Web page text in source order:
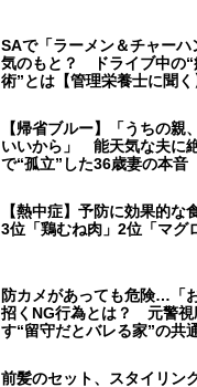
SAで「ラーメン＆チャーハ
気のもと？ ドライブ中の“
術”とは【管理栄養士に聞く
【帰省ブルー】「うちの親
いいから」 能天気な夫に
で“孤立”した36歳妻の本音
【熱中症】予防に効果的
3位「鶏むね肉」2位「マグ
防カメがあっても危険…「
招くNG行為とは？ 元警視
す“留守だとバレる家”の共
前髪のセット、スタイリン